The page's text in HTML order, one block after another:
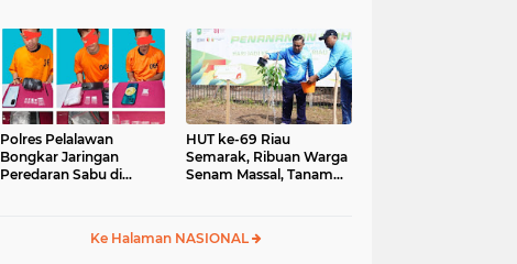
Kebun Sawit
Polres Pelalawan
Bongkar Jaringan
Peredaran Sabu di
HUT ke-69 Riau
Semarak, Ribuan Warga
Senam Massal, Tanam
Ke Halaman NASIONAL